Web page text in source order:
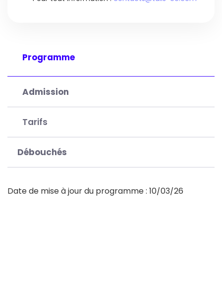
Programme
Admission
Tarifs
Débouchés
Date de mise à jour du programme : 10/03/26